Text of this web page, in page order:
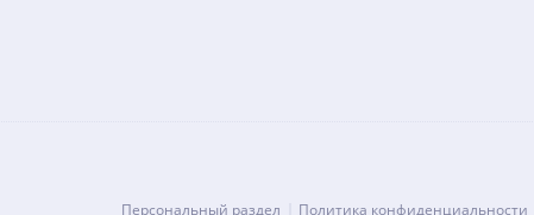
Персональный раздел
Политика конфиденциальности